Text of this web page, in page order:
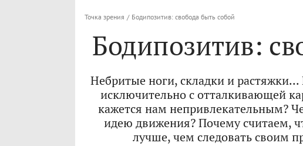
Точка зрения / Бодипозитив: свобода быть собой
Бодипозитив:
Небритые ноги, складки и
исключительно с отталкивающей
кажется нам непривлекательным?
идею движения? Почему считаем,
лучше, чем следовать своим